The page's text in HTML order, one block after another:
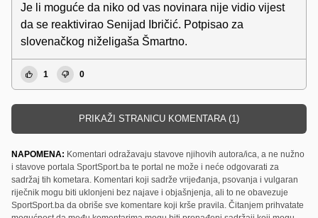
Je li moguće da niko od vas novinara nije vidio vijest
da se reaktivirao Senijad Ibričić. Potpisao za
slovenačkog niželigaša Šmartno.
1 0
PRIKAŽI STRANICU KOMENTARA (1)
NAPOMENA: Komentari odražavaju stavove njihovih autora/ica, a ne nužno
i stavove portala SportSport.ba te portal ne može i neće odgovarati za
sadržaj tih kometara. Komentari koji sadrže vrijeđanja, psovanja i vulgaran
riječnik mogu biti uklonjeni bez najave i objašnjenja, ali to ne obavezuje
SportSport.ba da obriše sve komentare koji krše pravila. Čitanjem prihvatate